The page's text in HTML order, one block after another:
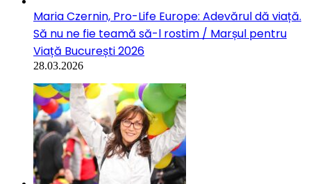
Maria Czernin, Pro-Life Europe: Adevărul dă viață.
Să nu ne fie teamă să-l rostim / Marșul pentru
Viață București 2026
28.03.2026